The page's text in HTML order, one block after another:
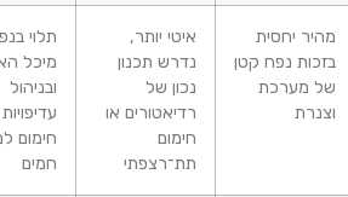
קטן
איטי יותר,
נדרש תכנון
נכון של
רדיאטורים או
תת־רצפתי
תלוי בנפח
מיכל האגירה
עדיפויות בין
חימום למים